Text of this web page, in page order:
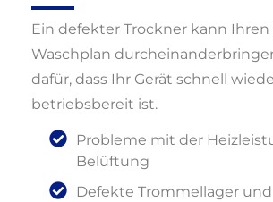
Ein defekter Trockner kann
Waschplan
dafür, dass Ihr Gerät schnell
betriebsbereit ist.
Probleme mit der
Belüftung
Defekte Trommellager und